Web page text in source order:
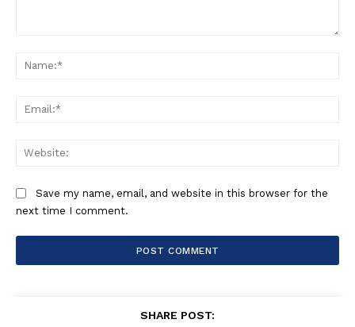
Save my name, email, and website in this browser for the
next time I comment.
SHARE POST: